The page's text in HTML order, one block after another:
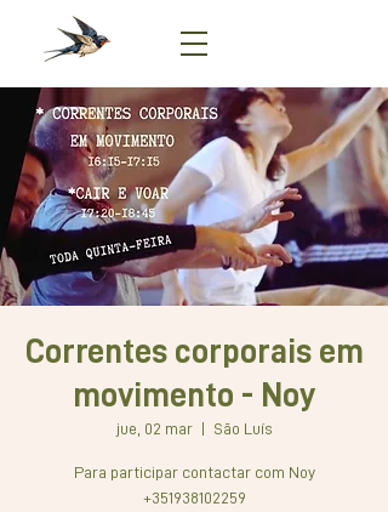
Correntes corporais em
movimento - Noy
jue, 02 mar
  |
São Luís
Para participar contactar com Noy
+351938102259